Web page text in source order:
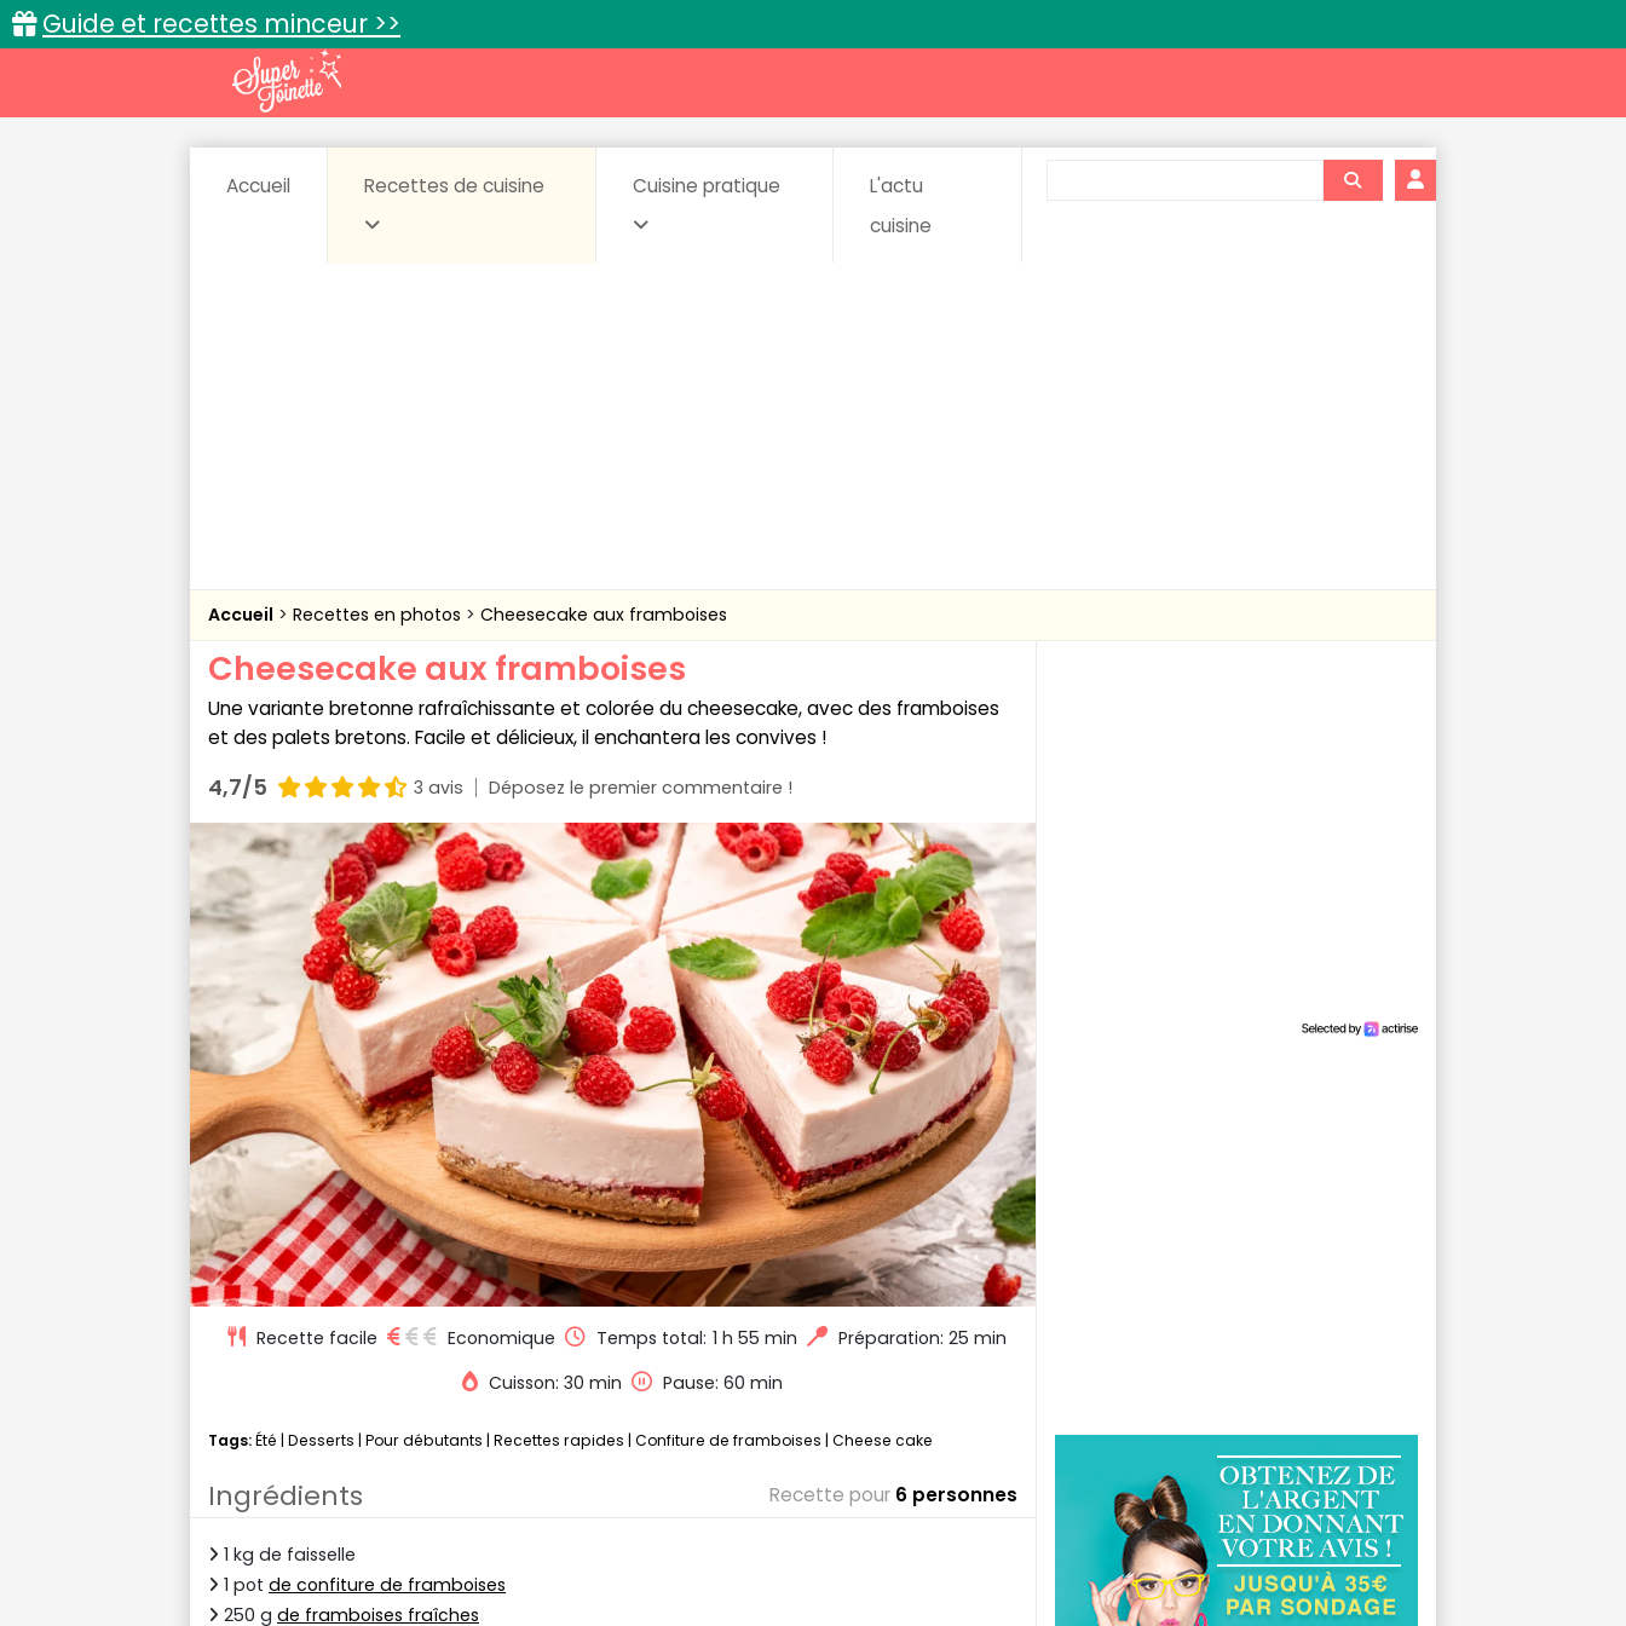
Guide et recettes minceur >>
Accueil Recettes de cuisine Cuisine pratique
L'actu
cuisine
Accueil Recettes en photos Cheesecake aux framboises
Cheesecake aux framboises
Une variante bretonne rafraîchissante et colorée du cheesecake, avec des framboises
et des palets bretons. Facile et délicieux, il enchantera les convives !
4,7/5 3 avis Déposez le premier commentaire !
Recette facile Economique Temps total: 1 h 55 min
Préparation: 25 min
Cuisson: 30 min
Pause: 60 min
Tags:Été | Desserts | Pour débutants | Recettes rapides | Confiture de framboises | Cheese cake
Ingrédients Recette pour 6 personnes
1 kg de faisselle
1 pot de confiture de framboises
250 g de framboises fraîches